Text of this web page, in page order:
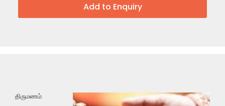
Add to Enquiry
திருமணம்